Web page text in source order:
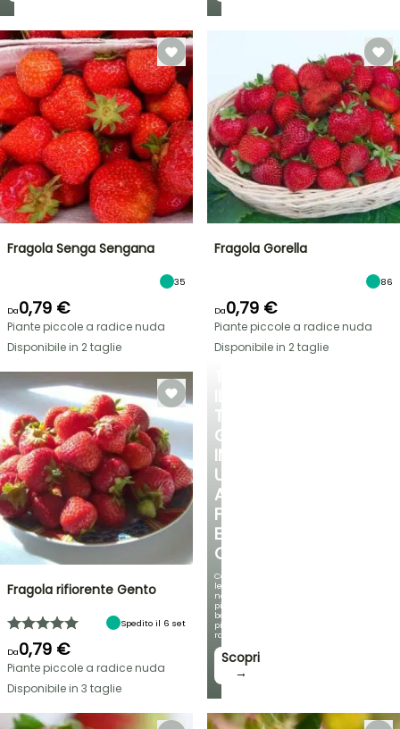
TUO
GIARDINO
IN
UN
ANGOLO
FRESCO
E
OMBREGGIATO
Con
le
nostre
più
belle
piante
rampicanti
Scopri
→
Fragola Senga Sengana
35
Da0,79 €
Piante piccole a radice nuda
Disponibile in 2 taglie
Fragola Gorella
86
Da0,79 €
Piante piccole a radice nuda
Disponibile in 2 taglie
Fragola rifiorente Gento
Spedito il 6 set
Da0,79 €
Piante piccole a radice nuda
Disponibile in 3 taglie